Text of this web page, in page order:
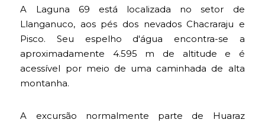
A Laguna 69 está localizada no setor de
Llanganuco, aos pés dos nevados Chacraraju e
Pisco. Seu espelho d'água encontra-se a
aproximadamente 4.595 m de altitude e é
acessível por meio de uma caminhada de alta
montanha.
A excursão normalmente parte de Huaraz